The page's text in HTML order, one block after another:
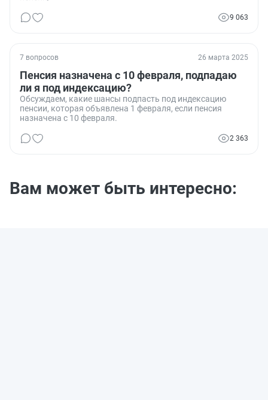
9 063
7 вопросов 26 марта 2025
Пенсия назначена с 10 февраля, подпадаю
ли я под индексацию?
Обсуждаем, какие шансы подпасть под индексацию
пенсии, которая объявлена 1 февраля, если пенсия
назначена с 10 февраля.
2 363
Вам может быть интересно: